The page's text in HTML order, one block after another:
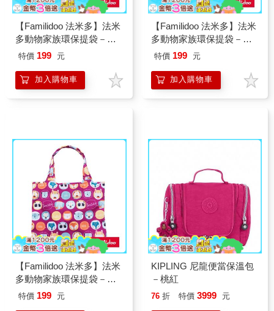
【Familidoo 法米多】法米
多動物家族環保提袋－狐
狸橘
特價 199 元
加入購物車
【Familidoo 法米多】法米
多動物家族環保提袋－獅
子黃
特價 199 元
加入購物車
【Familidoo 法米多】法米
多動物家族環保提袋－小
兔紫
特價 199 元
KIPLING 尼龍便當保溫包
－桃紅
76 折 特價 3999 元